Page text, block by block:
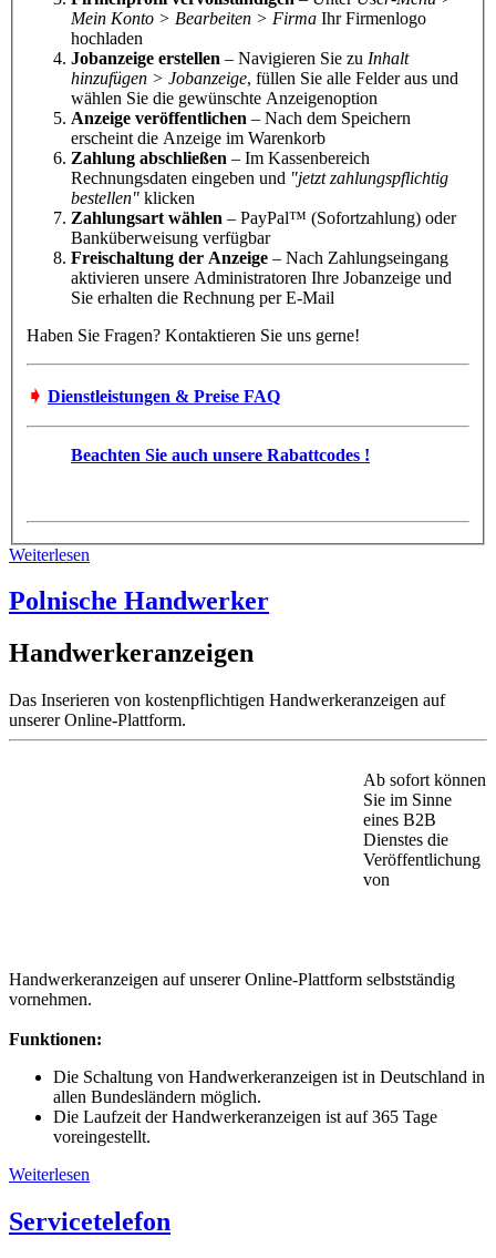
Mein Konto > Bearbeiten > Firma Ihr Firmenlogo
hochladen
Jobanzeige erstellen – Navigieren Sie zu Inhalt
hinzufügen > Jobanzeige, füllen Sie alle Felder aus und
wählen Sie die gewünschte Anzeigenoption
Anzeige veröffentlichen – Nach dem Speichern
erscheint die Anzeige im Warenkorb
Zahlung abschließen – Im Kassenbereich
Rechnungsdaten eingeben und "jetzt zahlungspflichtig
bestellen" klicken
Zahlungsart wählen – PayPal™ (Sofortzahlung) oder
Banküberweisung verfügbar
Freischaltung der Anzeige – Nach Zahlungseingang
aktivieren unsere Administratoren Ihre Jobanzeige und
Sie erhalten die Rechnung per E-Mail
Haben Sie Fragen? Kontaktieren Sie uns gerne!
➧ Dienstleistungen & Preise FAQ
Beachten Sie auch unsere Rabattcodes !
Weiterlesen
Polnische Handwerker
Handwerkeranzeigen
Das Inserieren von kostenpflichtigen Handwerkeranzeigen auf
unserer Online-Plattform.
Ab sofort können
Sie im Sinne
eines B2B
Dienstes die
Veröffentlichung
von
Handwerkeranzeigen auf unserer Online-Plattform selbstständig
vornehmen.
Funktionen:
Die Schaltung von Handwerkeranzeigen ist in Deutschland in
allen Bundesländern möglich.
Die Laufzeit der Handwerkeranzeigen ist auf 365 Tage
voreingestellt.
Weiterlesen
Servicetelefon